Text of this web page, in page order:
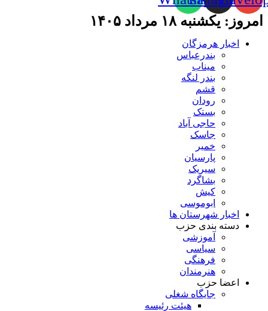
امروز: یکشنبه ۱۸ مرداد ۱۴۰۵
اخبار هرمزگان
بندرعباس
میناب
بندر لنگه
قشم
رودان
بستک
حاجی آباد
جاسک
خمیر
پارسیان
سیریک
بشاگرد
کیش
ابوموسی
اخبار شهرستان ها
دسته بندی حزب
آموزشی
سیاسی
فرهنگی
هنرمندان
اعضا حزب
جایگاه شغلی
هیئت رئیسه